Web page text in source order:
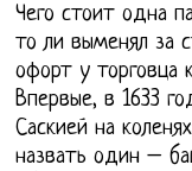
Чего стоит одна
то ли выменял за
офорт у торговца
Впервые, в 1633
Саскией на
назвать один –